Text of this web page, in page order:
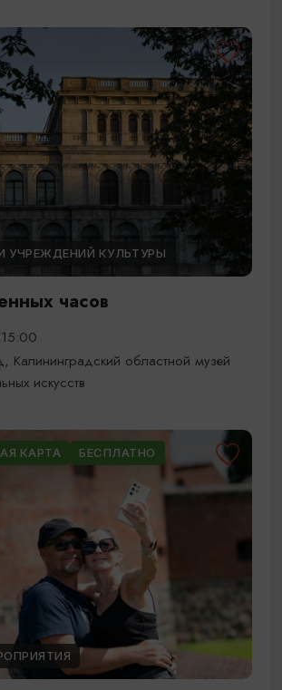
УЧРЕЖДЕНИЙ КУЛЬТУРЫ
часов
Калининградский областной музей
искусств
КАРТА БЕСПЛАТНО